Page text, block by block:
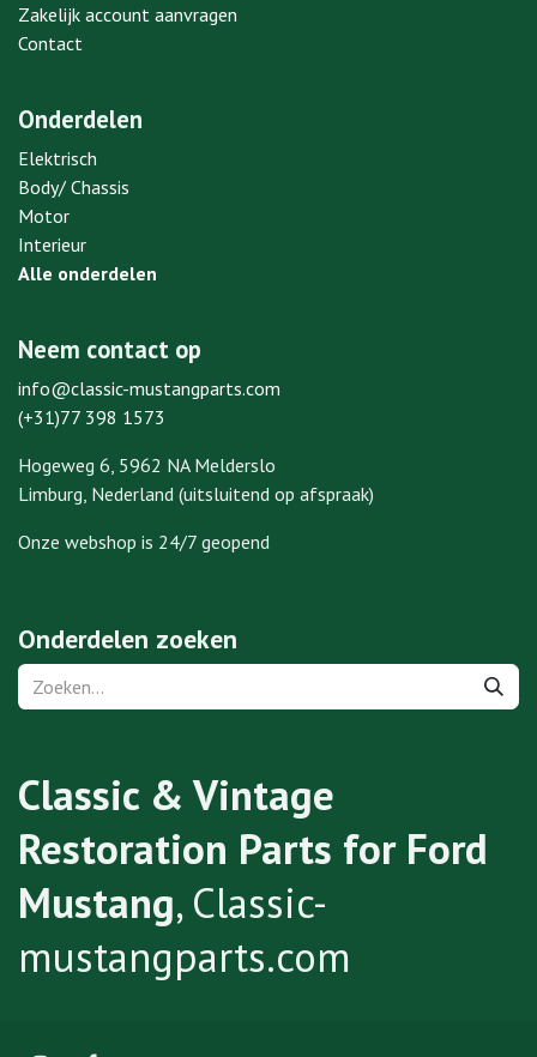
Zakelijk account aanvragen
Contact
Onderdelen
Elektrisch
Body/ Chassis
Motor
Interieur
Alle onderdelen
Neem contact op
info@classic-mustangparts.com
(+31)77 398 1573
Hogeweg 6, 5962 NA Melderslo
Limburg, Nederland (uitsluitend op afspraak)
Onze webshop is 24/7 geopend
Onderdelen zoeken
Classic & Vintage
Restoration Parts for Ford
Mustang, Classic-
mustangparts.com